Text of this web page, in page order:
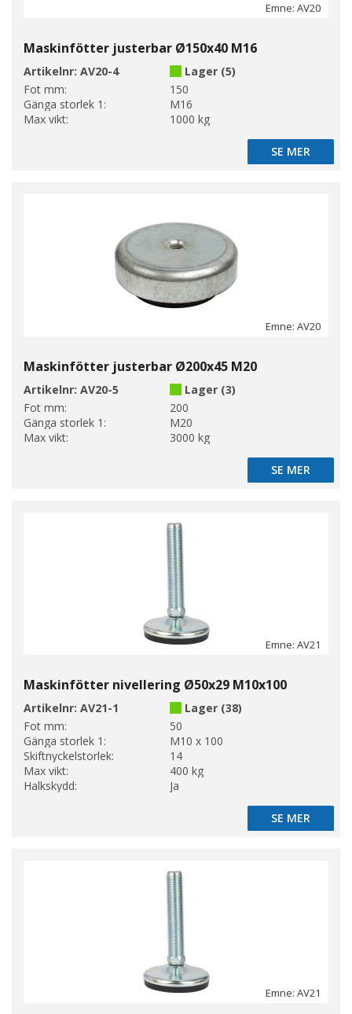
Emne: AV20
Maskinfötter justerbar Ø150x40 M16
Artikelnr: AV20-4
Lager (5)
Fot mm:
150
Gänga storlek 1:
M16
Max vikt:
1000 kg
SE MER
SE MER
Emne: AV20
Maskinfötter justerbar Ø200x45 M20
Artikelnr: AV20-5
Lager (3)
Fot mm:
200
Gänga storlek 1:
M20
Max vikt:
3000 kg
SE MER
SE MER
Emne: AV21
Maskinfötter nivellering Ø50x29 M10x100
Artikelnr: AV21-1
Lager (38)
Fot mm:
50
Gänga storlek 1:
M10 x 100
Skiftnyckelstorlek:
14
Max vikt:
400 kg
Halkskydd:
Ja
SE MER
SE MER
Emne: AV21